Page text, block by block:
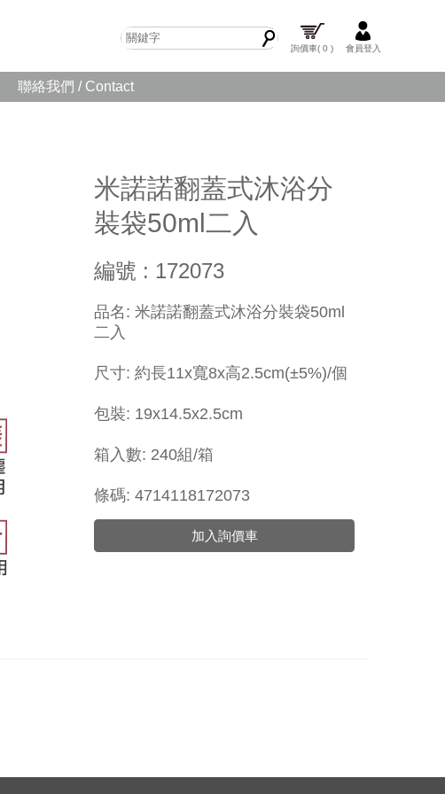
詢價車( 0 ) 會員登入
聯絡我們 / Contact
米諾諾翻蓋式沐浴分
裝袋50ml二入
編號 : 172073
品名: 米諾諾翻蓋式沐浴分裝袋50ml
二入
尺寸: 約長11x寬8x高2.5cm(±5%)/個
包裝: 19x14.5x2.5cm
箱入數: 240組/箱
條碼: 4714118172073
加入詢價車